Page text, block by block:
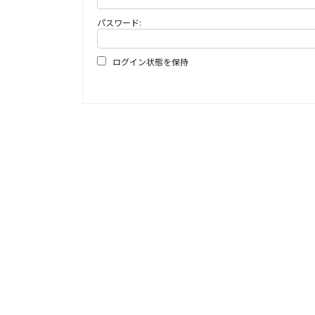
パスワード:
ログイン状態を保持